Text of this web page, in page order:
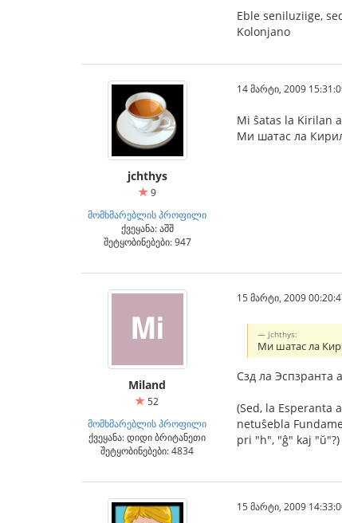
Eble seniluziige,
Kolonjano
jchthys
9
მომხმარებლის პროფილი
ქვეყანა: აშშ
შეტყობინებები: 947
14 მარტი, 2009
Mi ŝatas la Kirilan
Ми шатас ла
Miland
52
მომხმარებლის პროფილი
ქვეყანა: დიდი ბრიტანეთი
შეტყობინებები: 4834
15 მარტი, 2009
jchthys:
Ми шатас ла
Сзд ла Эспзранта
(Sed, la Esperanta
netuŝebla
pri "h", "ĝ" kaj "ŭ"?)
15 მარტი, 2009